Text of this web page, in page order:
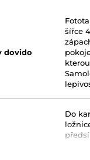
dovido
šířce
Do